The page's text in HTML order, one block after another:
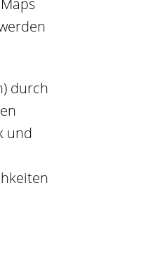
durch
und